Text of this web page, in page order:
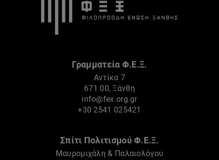
Γραμματεία Φ.Ε.Ξ.
Αντίκα 7
671 00, Ξάνθη
info@fex.org.gr
+30 2541 025421
Σπίτι Πολιτισμού Φ.Ε.Ξ.
Μαυρομιχάλη & Παλαιολόγου